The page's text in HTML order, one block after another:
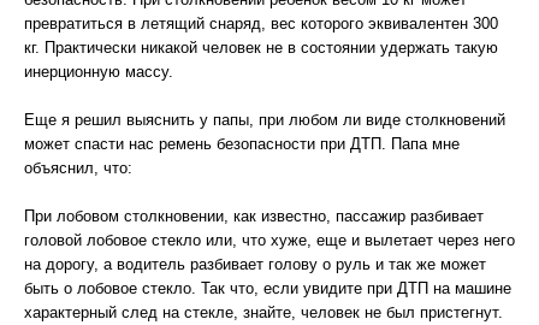
превратиться в летящий снаряд, вес которого эквивалентен 300
кг. Практически никакой человек не в состоянии удержать такую
инерционную массу.
Еще я решил выяснить у папы, при любом ли виде столкновений
может спасти нас ремень безопасности при ДТП. Папа мне
объяснил, что:
При лобовом столкновении, как известно, пассажир разбивает
головой лобовое стекло или, что хуже, еще и вылетает через него
на дорогу, а водитель разбивает голову о руль и так же может
быть о лобовое стекло. Так что, если увидите при ДТП на машине
характерный след на стекле, знайте, человек не был пристегнут.